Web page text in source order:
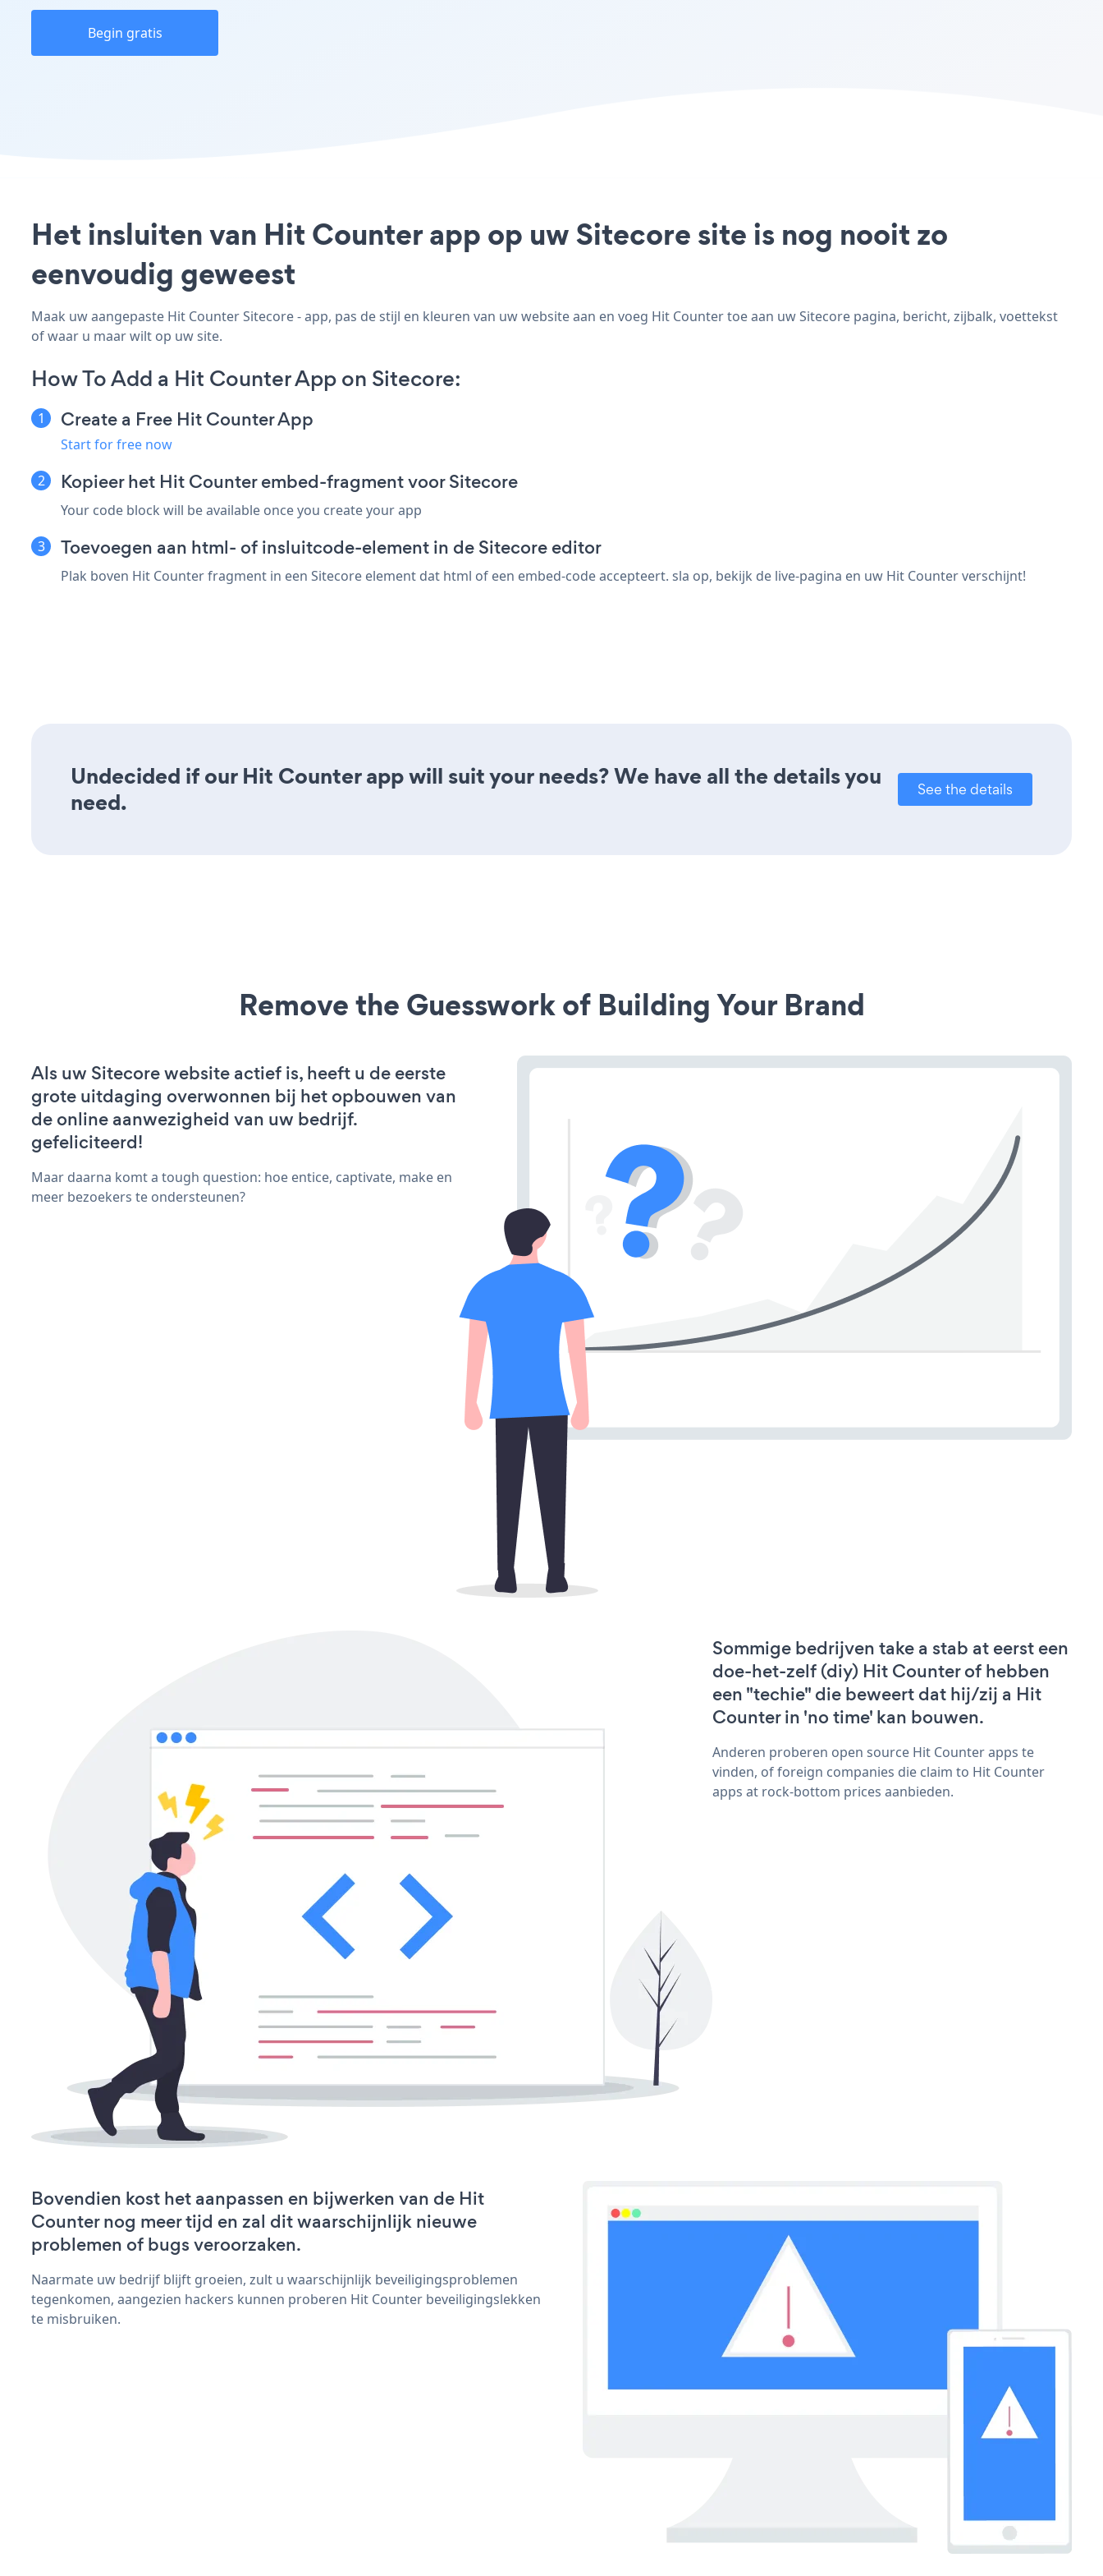
Begin gratis
Het insluiten van Hit Counter app op uw Sitecore site is nog nooit zo
eenvoudig geweest
Maak uw aangepaste Hit Counter Sitecore - app, pas de stijl en kleuren van uw website aan en voeg Hit Counter toe aan uw Sitecore pagina, bericht, zijbalk, voettekst
of waar u maar wilt op uw site.
How To Add a Hit Counter App on Sitecore:
Create a Free Hit Counter App
Start for free now
Kopieer het Hit Counter embed-fragment voor Sitecore
Your code block will be available once you create your app
Toevoegen aan html- of insluitcode-element in de Sitecore editor
Plak boven Hit Counter fragment in een Sitecore element dat html of een embed-code accepteert. sla op, bekijk de live-pagina en uw Hit Counter verschijnt!
Undecided if our Hit Counter app will suit your needs? We have all the details you
need.
See the details
Remove the Guesswork of Building Your Brand
Als uw Sitecore website actief is, heeft u de eerste
grote uitdaging overwonnen bij het opbouwen van
de online aanwezigheid van uw bedrijf.
gefeliciteerd!
Maar daarna komt a tough question: hoe entice, captivate, make en
meer bezoekers te ondersteunen?
Sommige bedrijven take a stab at eerst een
doe-het-zelf (diy) Hit Counter of hebben
een "techie" die beweert dat hij/zij a Hit
Counter in 'no time' kan bouwen.
Anderen proberen open source Hit Counter apps te
vinden, of foreign companies die claim to Hit Counter
apps at rock-bottom prices aanbieden.
Bovendien kost het aanpassen en bijwerken van de Hit
Counter nog meer tijd en zal dit waarschijnlijk nieuwe
problemen of bugs veroorzaken.
Naarmate uw bedrijf blijft groeien, zult u waarschijnlijk beveiligingsproblemen
tegenkomen, aangezien hackers kunnen proberen Hit Counter beveiligingslekken
te misbruiken.